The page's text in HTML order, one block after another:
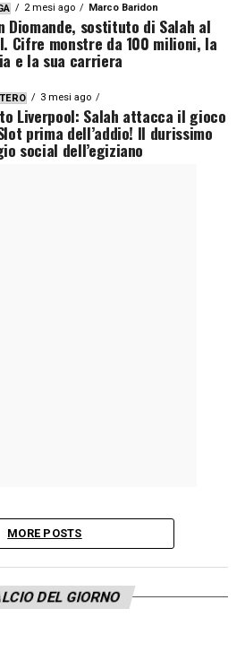
2 mesi ago Marco Baridon
Diomande, sostituto di Salah al
Cifre monstre da 100 milioni, la
e la sua carriera
3 mesi ago
Liverpool: Salah attacca il gioco
prima dell’addio! Il durissimo
social dell’egiziano
MORE POSTS
DEL GIORNO